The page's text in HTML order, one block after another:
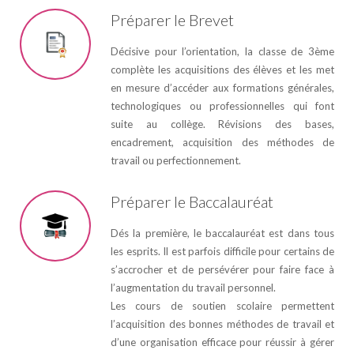
Préparer le Brevet
Décisive pour l’orientation, la classe de 3ème
complète les acquisitions des élèves et les met
en mesure d’accéder aux formations générales,
technologiques ou professionnelles qui font
suite au collège. Révisions des bases,
encadrement, acquisition des méthodes de
travail ou perfectionnement.
Préparer le Baccalauréat
Dés la première, le baccalauréat est dans tous
les esprits. Il est parfois difficile pour certains de
s’accrocher et de persévérer pour faire face à
l’augmentation du travail personnel.
Les cours de soutien scolaire permettent
l’acquisition des bonnes méthodes de travail et
d’une organisation efficace pour réussir à gérer